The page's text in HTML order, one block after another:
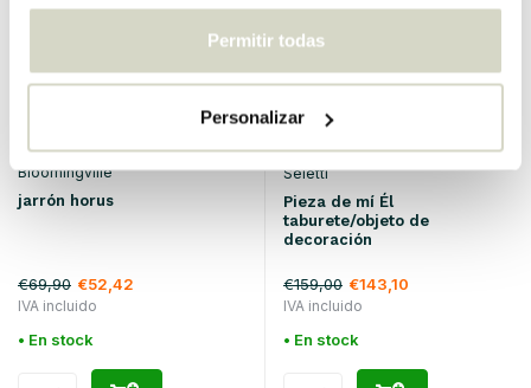
Permitir todas
Personalizar
Bloomingville
jarrón horus
€69,90 €52,42
IVA incluido
• En stock
Seletti
Pieza de mí Él
taburete/objeto de
decoración
€159,00 €143,10
IVA incluido
• En stock